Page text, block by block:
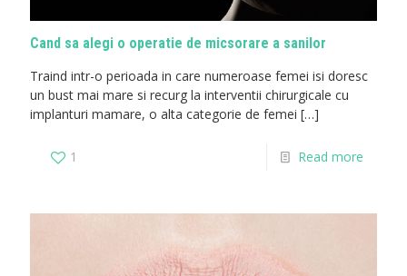
Cand sa alegi o operatie de micsorare a sanilor
Traind intr-o perioada in care numeroase femei isi doresc
un bust mai mare si recurg la interventii chirurgicale cu
implanturi mamare, o alta categorie de femei […]
1 Read more